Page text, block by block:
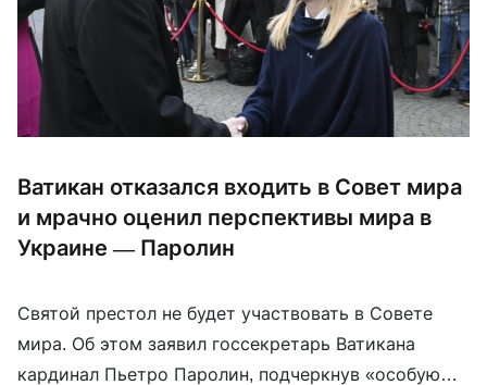
Ватикан отказался входить в Совет мира
и мрачно оценил перспективы мира в
Украине — Паролин
Святой престол не будет участвовать в Совете
мира. Об этом заявил госсекретарь Ватикана
кардинал Пьетро Паролин, подчеркнув «особую